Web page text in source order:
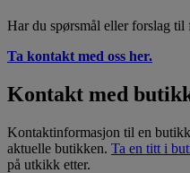
Har du spørsmål eller forslag til
Ta kontakt med oss her.
Kontakt med
Kontaktinformasjon til en
aktuelle butikken. Ta en titt i
på utkikk etter.